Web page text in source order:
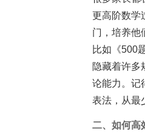
更高阶数学
门，培养他
比如《500
隐藏着许多
论能力。记
表法，从最
二、如何高